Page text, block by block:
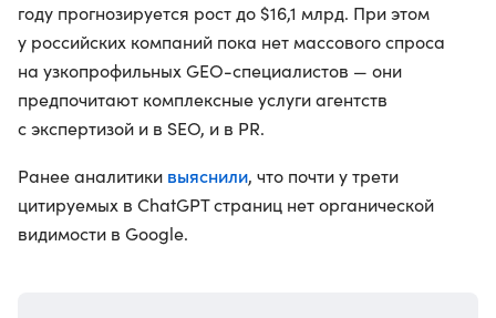
году прогнозируется рост до $16,1 млрд. При этом
у российских компаний пока нет массового спроса
на узкопрофильных GEO-специалистов — они
предпочитают комплексные услуги агентств
с экспертизой и в SEO, и в PR.
Ранее аналитики выяснили, что почти у трети
цитируемых в ChatGPT страниц нет органической
видимости в Google.